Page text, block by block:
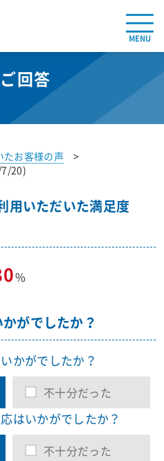
MENU
回答
お客様の声
20)
用いただいた満足度
%
がでしたか？
かがでしたか？
不十分だった
はいかがでしたか？
不十分だった